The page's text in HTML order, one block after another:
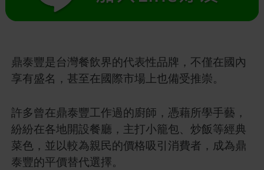
鼎泰豐是台灣餐飲界的代表性品牌，不僅在國內
享有盛名，甚至在國際市場上也備受推崇。
許多曾在鼎泰豐工作過的廚師，憑藉所學手藝，
紛紛在各地開設餐廳，主打小籠包、炒飯等經典
菜色，並以較為親民的價格吸引消費者，成為鼎
泰豐的平價替代選擇。